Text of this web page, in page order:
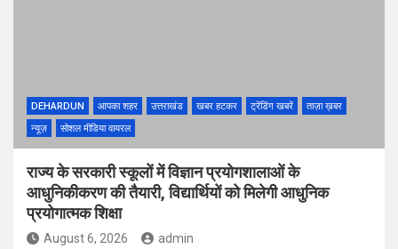
DEHARDUN आपका शहर उत्तराखंड खबर हटकर ट्रेंडिंग खबरें
ताज़ा ख़बर
न्यूज़
सोशल मीडिया वायरल
राज्य के सरकारी स्कूलों में विज्ञान प्रयोगशालाओं के
आधुनिकीकरण की तैयारी, विद्यार्थियों को मिलेगी आधुनिक
प्रयोगात्मक शिक्षा
August 6, 2026 admin